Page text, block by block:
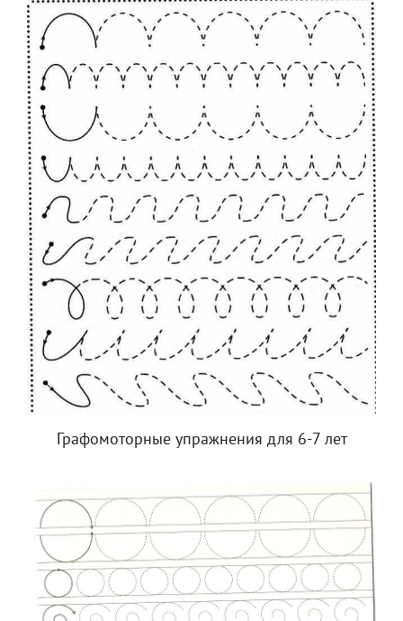
Графомоторные упражнения для 6-7 лет